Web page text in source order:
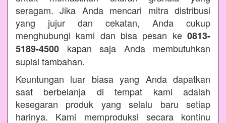
seragam. Jika Anda mencari mitra distribusi
yang jujur dan cekatan, Anda cukup
menghubungi kami dan bisa pesan ke 0813-
5189-4500 kapan saja Anda membutuhkan
suplai tambahan.
Keuntungan luar biasa yang Anda dapatkan
saat berbelanja di tempat kami adalah
kesegaran produk yang selalu baru setiap
harinya. Kami memproduksi secara kontinu